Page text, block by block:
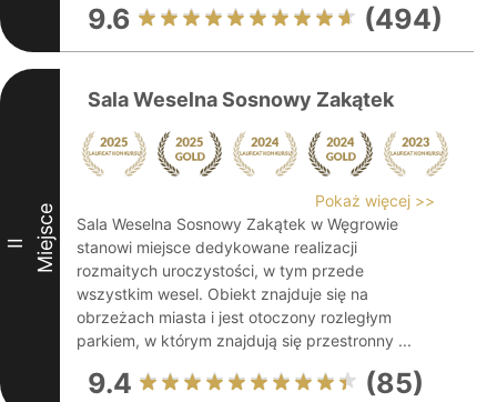
9.6 (494)
II Miejsce
Sala Weselna Sosnowy Zakątek
Pokaż więcej >>
Sala Weselna Sosnowy Zakątek w Węgrowie
stanowi miejsce dedykowane realizacji
rozmaitych uroczystości, w tym przede
wszystkim wesel. Obiekt znajduje się na
obrzeżach miasta i jest otoczony rozległym
parkiem, w którym znajdują się przestronny ...
9.4 (85)